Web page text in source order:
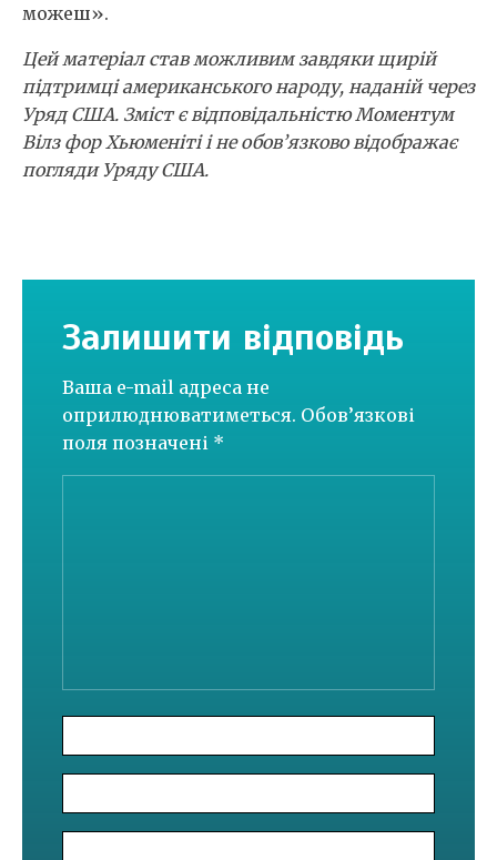
можеш».
Цей матеріал став можливим завдяки щирій
підтримці американського народу, наданій через
Уряд США. Зміст є відповідальністю Моментум
Вілз фор Хьюменіті i не обов’язково відображає
погляди Уряду США.
Залишити відповідь
Ваша e-mail адреса не
оприлюднюватиметься. Обов’язкові
поля позначені *